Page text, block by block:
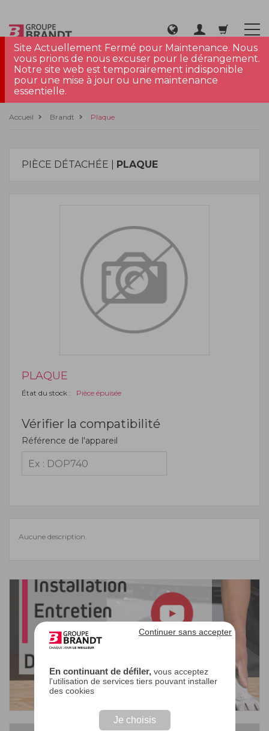
En continuant de défiler,vous acceptez
l'utilisation de services tiers pouvant installer
des cookies
Je choisis
Continuer sans accepter
Site Actuellement Fermé pour Maintenance. Nous
vous prions de nous excuser pour le dérangement.
Notre site web est temporairement indisponible
pour une mise à jour ou une maintenance
essentielle.
Accueil Brandt Plaque
PIÈCE DÉTACHÉE | PLAQUE
PLAQUE
État du stock : Pièce épuisée
Vérifier la compatibilité
Référence de l'appareil
Aucune description.